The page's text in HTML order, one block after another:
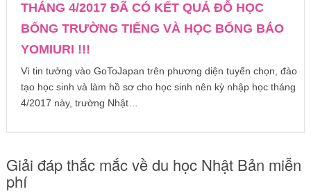
THÁNG 4/2017 ĐÃ CÓ KẾT QUẢ ĐỖ HỌC
BỔNG TRƯỜNG TIẾNG VÀ HỌC BỔNG BÁO
YOMIURI !!!
Vì tin tưởng vào GoToJapan trên phương diện tuyển chọn, đào
tạo học sinh và làm hồ sơ cho học sinh nên kỳ nhập học tháng
4/2017 này, trường Nhật…
Giải đáp thắc mắc về du học Nhật Bản miễn
phí